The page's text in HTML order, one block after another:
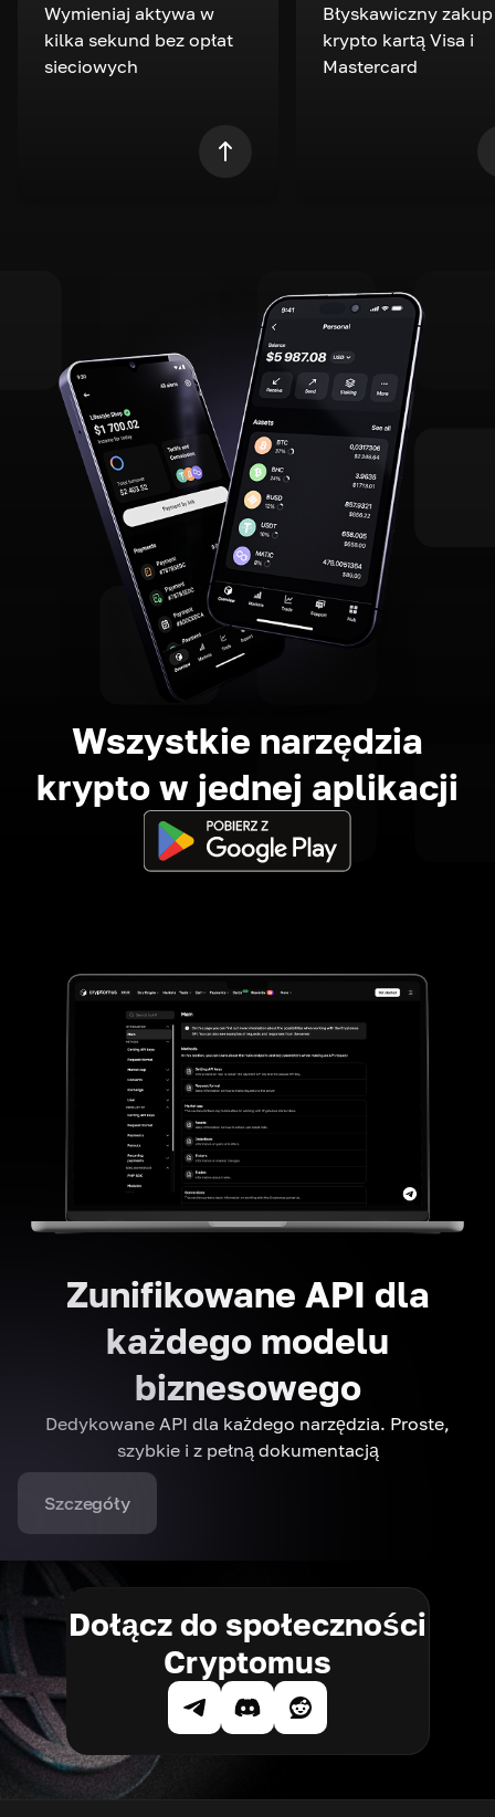
Wymieniaj aktywa w
kilka sekund bez opłat
sieciowych
Błyskawiczny zakup
krypto kartą Visa i
Mastercard
Wszystkie narzędzia
krypto w jednej aplikacji
Zunifikowane API dla
każdego modelu
biznesowego
Dedykowane API dla każdego narzędzia. Proste,
szybkie i z pełną dokumentacją
Szczegóły
Dołącz do społeczności
Cryptomus